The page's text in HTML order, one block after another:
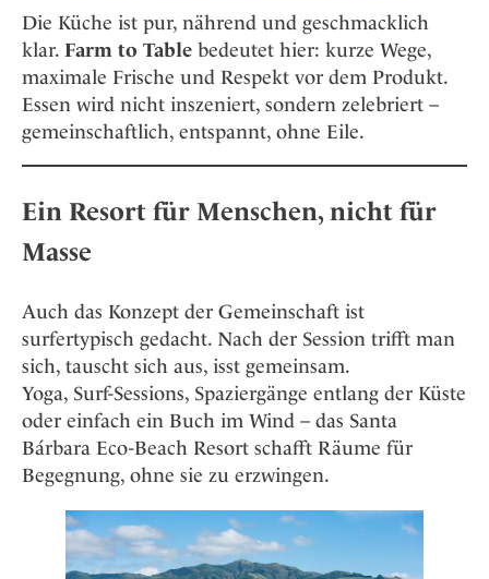
Die Küche ist pur, nährend und geschmacklich
klar. Farm to Table bedeutet hier: kurze Wege,
maximale Frische und Respekt vor dem Produkt.
Essen wird nicht inszeniert, sondern zelebriert –
gemeinschaftlich, entspannt, ohne Eile.
Ein Resort für Menschen, nicht für
Masse
Auch das Konzept der Gemeinschaft ist
surfertypisch gedacht. Nach der Session trifft man
sich, tauscht sich aus, isst gemeinsam.
Yoga, Surf-Sessions, Spaziergänge entlang der Küste
oder einfach ein Buch im Wind – das Santa
Bárbara Eco-Beach Resort schafft Räume für
Begegnung, ohne sie zu erzwingen.